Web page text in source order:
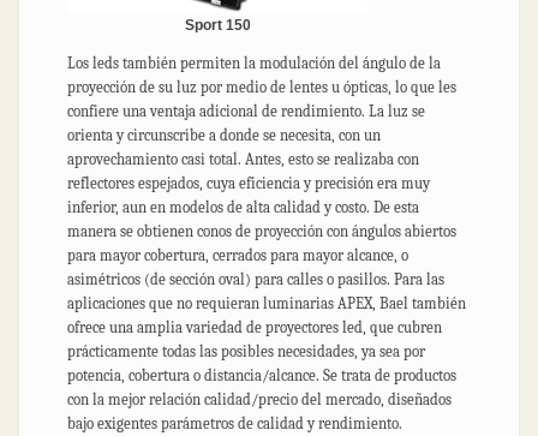
Sport 150
Los leds también permiten la modulación del ángulo de la
proyección de su luz por medio de lentes u ópticas, lo que les
confiere una ventaja adicional de rendimiento. La luz se
orienta y circunscribe a donde se necesita, con un
aprovechamiento casi total. Antes, esto se realizaba con
reflectores espejados, cuya eficiencia y precisión era muy
inferior, aun en modelos de alta calidad y costo. De esta
manera se obtienen conos de proyección con ángulos abiertos
para mayor cobertura, cerrados para mayor alcance, o
asimétricos (de sección oval) para calles o pasillos. Para las
aplicaciones que no requieran luminarias APEX, Bael también
ofrece una amplia variedad de proyectores led, que cubren
prácticamente todas las posibles necesidades, ya sea por
potencia, cobertura o distancia/alcance. Se trata de productos
con la mejor relación calidad/precio del mercado, diseñados
bajo exigentes parámetros de calidad y rendimiento.